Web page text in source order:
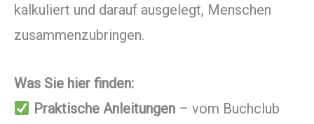
kalkuliert und darauf ausgelegt, Menschen
zusammenzubringen.
Was Sie hier finden:
Praktische Anleitungen– vom Buchclub